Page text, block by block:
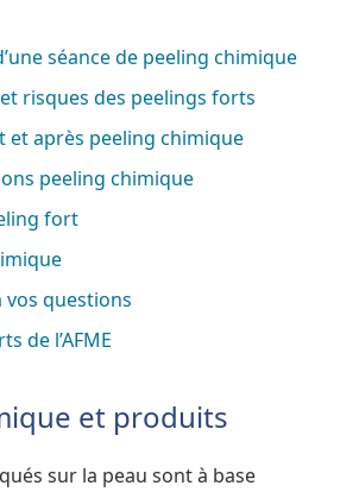
séance de peeling chimique
risques des peelings forts
et après peeling chimique
peeling chimique
fort
vos questions
de l’AFME
et produits
sur la peau sont à base